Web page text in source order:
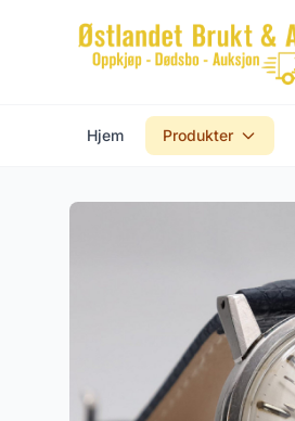
Hjem Produkter